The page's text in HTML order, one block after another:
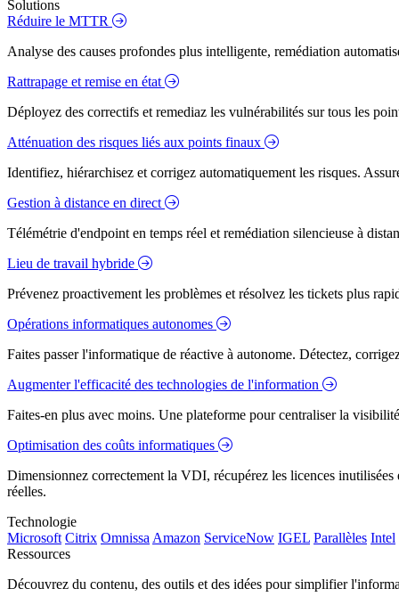
Solutions
Réduire le MTTR
Analyse des causes profondes plus intelligente, remédiation
Rattrapage et remise en état
Déployez des correctifs et remediaz les vulnérabilités sur tous les
Atténuation des risques liés aux points finaux
Identifiez, hiérarchisez et corrigez automatiquement les risques.
Gestion à distance en direct
Télémétrie d'endpoint en temps réel et remédiation silencieuse à
Lieu de travail hybride
Prévenez proactivement les problèmes et résolvez les tickets plus
Opérations informatiques autonomes
Faites passer l'informatique de réactive à autonome. Détectez,
Augmenter l'efficacité des technologies de l'information
Faites-en plus avec moins. Une plateforme pour centraliser la
Optimisation des coûts informatiques
Dimensionnez correctement la VDI, récupérez les licences
réelles.
Technologie
Microsoft Citrix Omnissa Amazon ServiceNow IGEL Parallèles Intel
Ressources
Découvrez du contenu, des outils et des idées pour simplifier